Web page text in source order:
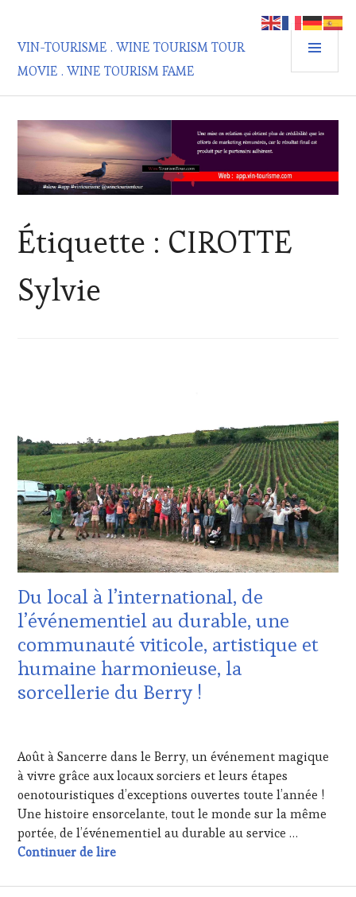
contenu
principal
VIN-TOURISME . WINE TOURISM TOUR
MOVIE . WINE TOURISM FAME
Étiquette : CIROTTE
Sylvie
TASTING
VOUCHER,
DOMAINE
VITICOLE,
ADHÉRENT,
VIN
TOURISME,
EDITION
LES
DU
VIN
ET
DE
LA
HAUTE
GASTRONOMIE
DÉGUSTATIONS,
WINE
,
LIVE
STREAMING,
MASTERCLASS,
MÉDIAS,
ÉCRITE,
Du local à l’international, de
l’événementiel au durable, une
communauté viticole, artistique et
humaine harmonieuse, la
sorcellerie du Berry !
2024
Août à Sancerre dans le Berry, un événement magique
à vivre grâce aux locaux sorciers et leurs étapes
oenotouristiques d’exceptions ouvertes toute l’année !
Une histoire ensorcelante, tout le monde sur la même
portée, de l’événementiel au durable au service …
Continuer de lireDu local à l’international, de